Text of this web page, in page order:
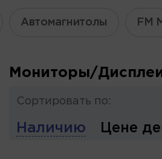
Автомагнитолы FM
Мониторы/
Сортировать по:
Наличию Цене